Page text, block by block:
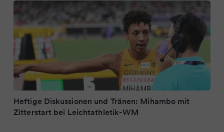
Heftige Diskussionen und Tränen: Mihambo mit
Zitterstart bei Leichtathletik-WM